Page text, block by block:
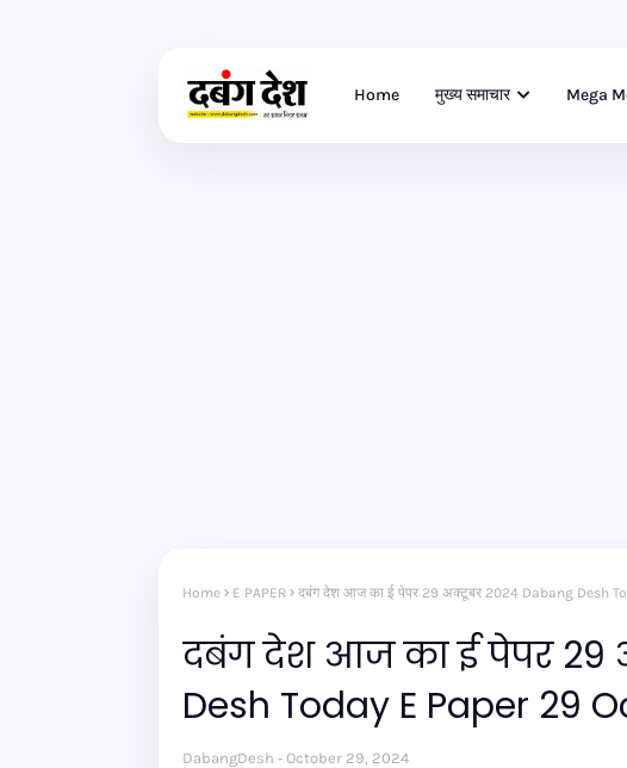
Home मुख्य समाचार Mega
Home E PAPER दबंग देश आज का ई पेपर 29 अक्टूबर 2024 Dabang Desh
दबंग देश आज का ई पेपर 29
Desh Today E Paper 29
DabangDesh October 29, 2024